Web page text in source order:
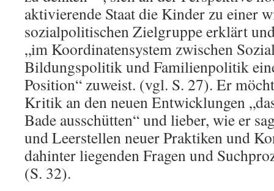
aktivierende Staat die Kinder zu einer
sozialpolitischen Zielgruppe erklärt
„im Koordinatensystem zwischen
Bildungspolitik und Familienpolitik
Position“ zuweist. (vgl. S. 27). Er
Kritik an den neuen Entwicklungen
Bade ausschütten“ und lieber, wie er
und Leerstellen neuer Praktiken und
dahinter liegenden Fragen und
(S. 32).